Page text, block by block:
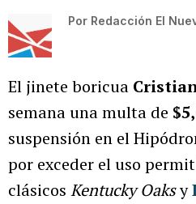
Por Redacción El
El jinete boricua
semana una multa de
suspensión en el
por exceder el uso
clásicos Kentucky Oaksy